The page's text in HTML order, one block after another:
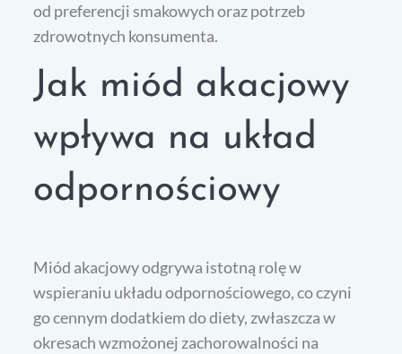
od preferencji smakowych oraz potrzeb
zdrowotnych konsumenta.
Jak miód akacjowy
wpływa na układ
odpornościowy
Miód akacjowy odgrywa istotną rolę w
wspieraniu układu odpornościowego, co czyni
go cennym dodatkiem do diety, zwłaszcza w
okresach wzmożonej zachorowalności na